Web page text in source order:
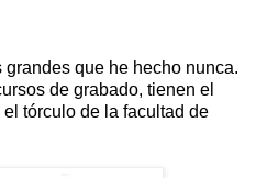
que he hecho nunca.
de grabado, tienen el
tórculo de la facultad de